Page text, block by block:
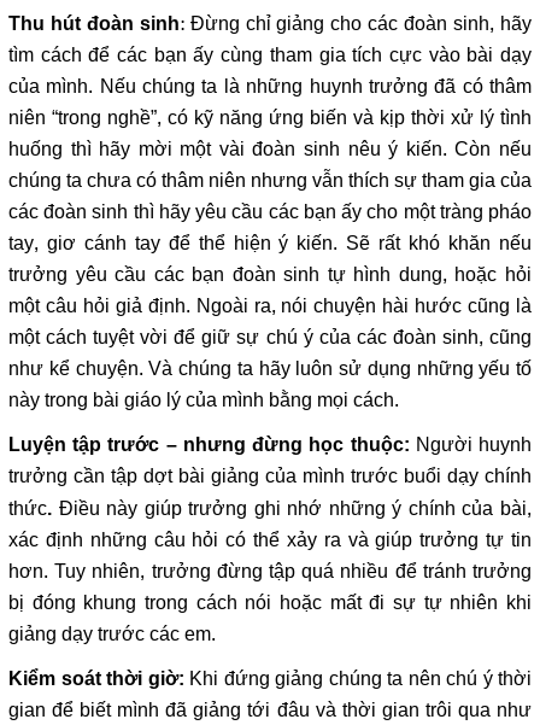
Thu hút đoàn sinh: Đừng chỉ giảng cho các đoàn sinh, hãy
tìm cách để các bạn ấy cùng tham gia tích cực vào bài dạy
của mình. Nếu chúng ta là những huynh trưởng đã có thâm
niên “trong nghề”, có kỹ năng ứng biến và kịp thời xử lý tình
huống thì hãy mời một vài đoàn sinh nêu ý kiến. Còn nếu
chúng ta chưa có thâm niên nhưng vẫn thích sự tham gia của
các đoàn sinh thì hãy yêu cầu các bạn ấy cho một tràng pháo
tay, giơ cánh tay để thể hiện ý kiến. Sẽ rất khó khăn nếu
trưởng yêu cầu các bạn đoàn sinh tự hình dung, hoặc hỏi
một câu hỏi giả định. Ngoài ra, nói chuyện hài hước cũng là
một cách tuyệt vời để giữ sự chú ý của các đoàn sinh, cũng
như kể chuyện. Và chúng ta hãy luôn sử dụng những yếu tố
này trong bài giáo lý của mình bằng mọi cách.
Luyện tập trước – nhưng đừng học thuộc: Người huynh
trưởng cần tập dợt bài giảng của mình trước buổi dạy chính
thức. Điều này giúp trưởng ghi nhớ những ý chính của bài,
xác định những câu hỏi có thể xảy ra và giúp trưởng tự tin
hơn. Tuy nhiên, trưởng đừng tập quá nhiều để tránh trưởng
bị đóng khung trong cách nói hoặc mất đi sự tự nhiên khi
giảng dạy trước các em.
Kiểm soát thời giờ: Khi đứng giảng chúng ta nên chú ý thời
gian để biết mình đã giảng tới đâu và thời gian trôi qua như